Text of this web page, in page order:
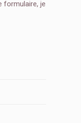
formulaire, je